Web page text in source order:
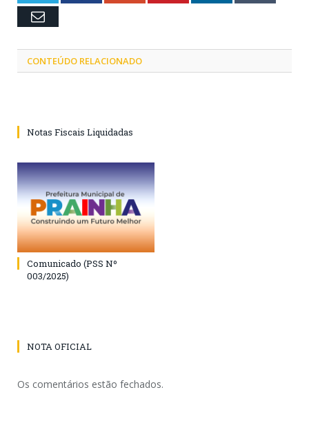
Email
CONTEÚDO RELACIONADO
Notas Fiscais Liquidadas
Comunicado (PSS Nº
003/2025)
NOTA OFICIAL
Os comentários estão fechados.